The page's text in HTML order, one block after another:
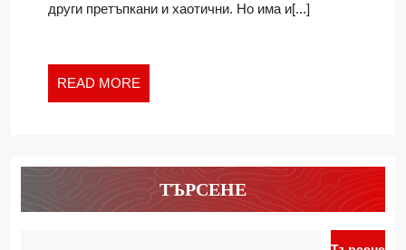
–
други претъпкани и хаотични. Но има и[...]
READ MORE
MORE
ТЪРСЕНЕ